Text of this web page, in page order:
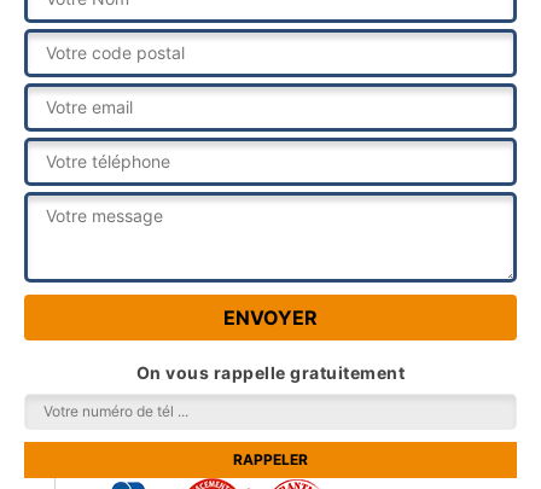
On vous rappelle gratuitement